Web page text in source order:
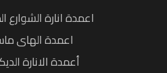
اعمدة انارة الشوارع
اعمدة الهاى
أعمدة الانارة